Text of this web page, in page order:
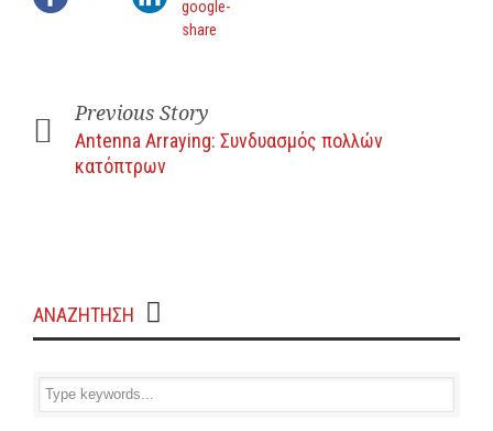
Previous Story
Antenna Arraying: Συνδυασμός πολλών
κατόπτρων
ΑΝΑΖΗΤΗΣΗ